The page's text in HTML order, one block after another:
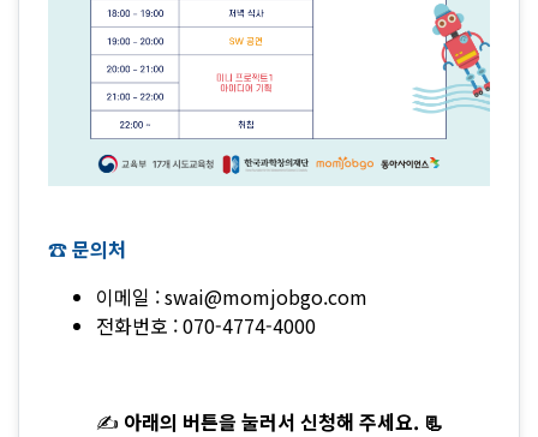
☎️ 문의처
이메일 : swai@momjobgo.com
전화번호 : 070-4774-4000
✍️ 아래의 버튼을 눌러서 신청해 주세요. 📃